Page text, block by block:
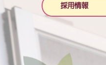
採用情報